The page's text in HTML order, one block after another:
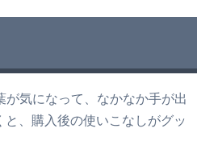
気になって、なかなか手が出
、購入後の使いこなしがグッ